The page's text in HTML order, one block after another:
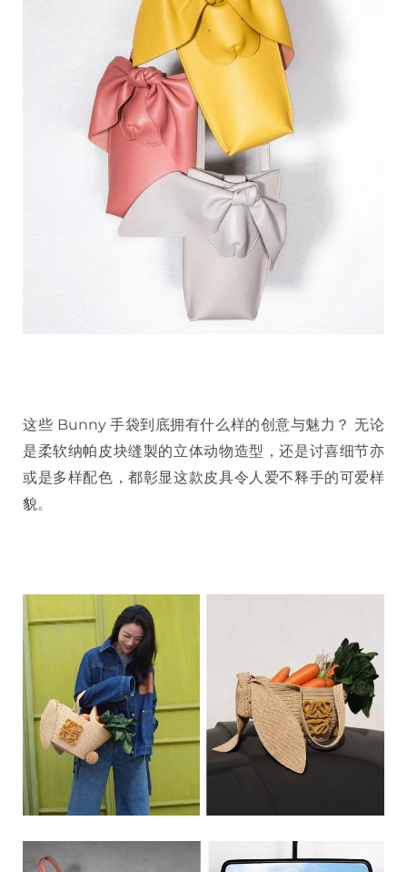
这些 Bunny 手袋到底拥有什么样的创意与魅力？ 无论
是柔软纳帕皮块缝製的立体动物造型，还是讨喜细节亦
或是多样配色，都彰显这款皮具令人爱不释手的可爱样
貌。